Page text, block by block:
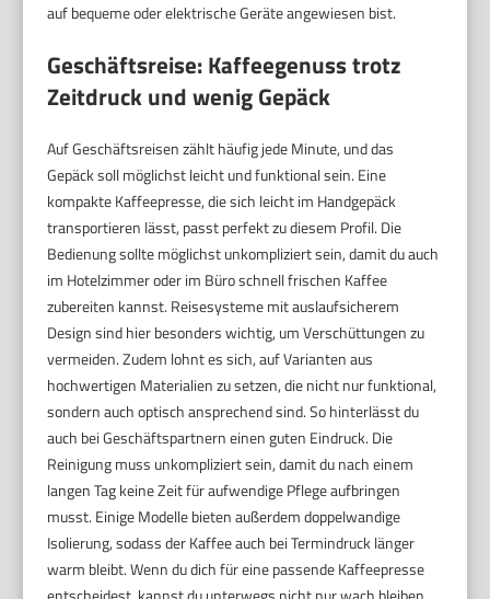
auf bequeme oder elektrische Geräte angewiesen bist.
Geschäftsreise: Kaffeegenuss trotz
Zeitdruck und wenig Gepäck
Auf Geschäftsreisen zählt häufig jede Minute, und das
Gepäck soll möglichst leicht und funktional sein. Eine
kompakte Kaffeepresse, die sich leicht im Handgepäck
transportieren lässt, passt perfekt zu diesem Profil. Die
Bedienung sollte möglichst unkompliziert sein, damit du auch
im Hotelzimmer oder im Büro schnell frischen Kaffee
zubereiten kannst. Reisesysteme mit auslaufsicherem
Design sind hier besonders wichtig, um Verschüttungen zu
vermeiden. Zudem lohnt es sich, auf Varianten aus
hochwertigen Materialien zu setzen, die nicht nur funktional,
sondern auch optisch ansprechend sind. So hinterlässt du
auch bei Geschäftspartnern einen guten Eindruck. Die
Reinigung muss unkompliziert sein, damit du nach einem
langen Tag keine Zeit für aufwendige Pflege aufbringen
musst. Einige Modelle bieten außerdem doppelwandige
Isolierung, sodass der Kaffee auch bei Termindruck länger
warm bleibt. Wenn du dich für eine passende Kaffeepresse